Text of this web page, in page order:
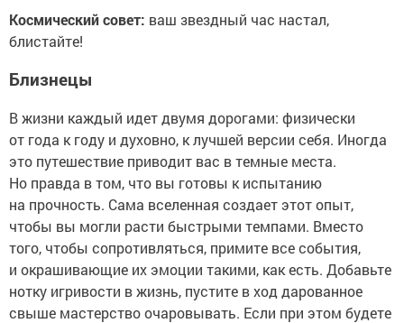
Космический совет: ваш звездный час настал,
блистайте!
Близнецы
В жизни каждый идет двумя дорогами: физически
от года к году и духовно, к лучшей версии себя. Иногда
это путешествие приводит вас в темные места.
Но правда в том, что вы готовы к испытанию
на прочность. Сама вселенная создает этот опыт,
чтобы вы могли расти быстрыми темпами. Вместо
того, чтобы сопротивляться, примите все события,
и окрашивающие их эмоции такими, как есть. Добавьте
нотку игривости в жизнь, пустите в ход дарованное
свыше мастерство очаровывать. Если при этом будете